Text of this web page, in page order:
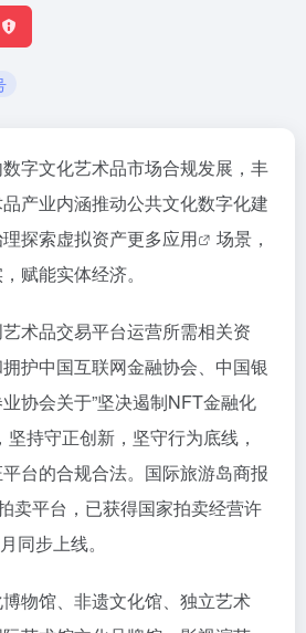
字文化艺术品市场合规发展，丰
产业内涵推动公共文化数字化建
探索虚拟资产更多应用
场景，
赋能实体经济。
术品交易平台运营所需相关资
护中国互联网金融协会、中国银
协会关于”坚决遏制NFT金融化
坚持守正创新，坚守行为底线，
台的合规合法。国际旅游岛商报
卖平台，已获得国家拍卖经营许
同步上线。
物馆、非遗文化馆、独立艺术